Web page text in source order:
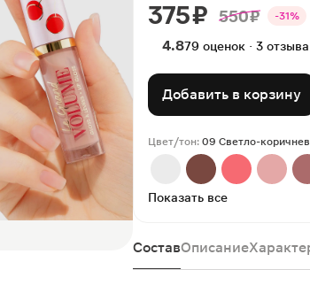
375 ₽ 550 ₽ -31%
4.879 оценок · 3 отзыва
Добавить в корзину
Цвет/тон: 09 Светло-
Показать все
СоставОписание